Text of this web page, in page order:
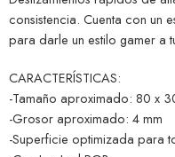
consistencia. Cuenta con un
para darle un estilo gamer a
CARACTERÍSTICAS:
-Tamaño aproximado: 80 x
-Grosor aproximado: 4 mm
-Superficie optimizada para